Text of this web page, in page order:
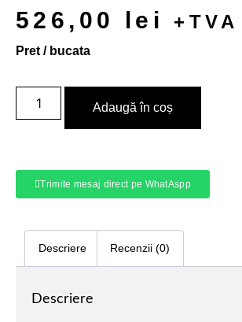
526,00 lei +TVA
Pret / bucata
Adaugă în coș
Trimite mesaj direct pe WhatAspp
Descriere Recenzii (0)
Descriere